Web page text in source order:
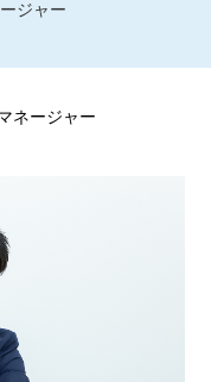
ジャー
ネージャー